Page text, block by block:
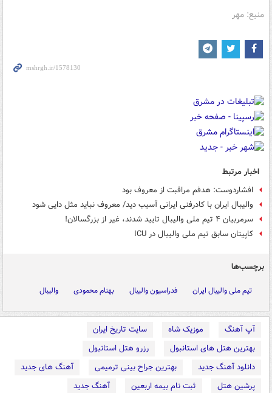
منبع: مهر
اخبار مرتبط
افشاردوست: هدفم مراقبت از معروف بود
والیبال ایران با کادرفنی ایرانی آسیب دید/ معروف نباید مثل دایی شود
سرمربیان ۴ تیم ملی والیبال تایید شدند، غیر از بزرگسالان!
کاپیتان سابق تیم ملی والیبال در ICU
برچسب‌ها
تیم ملی والیبال ایران فدراسیون والیبال بهنام محمودی والیبال
آپ آهنگ موزیک شاه
سایت تاریخ ایران
بهترین هتل های استانبول
رزرو هتل استانبول
دانلود آهنگ جدید
بهترین جراح بینی ترمیمی
آهنگ های جدید
پرشین هتل
ثبت نام بیمه اربعین
آهنگ جدید